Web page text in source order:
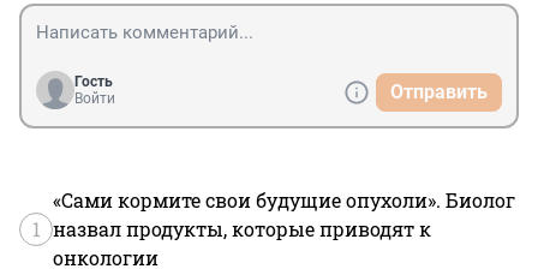
Гость
Войти
Отправить
1
«Сами кормите свои будущие опухоли». Биолог
назвал продукты, которые приводят к
онкологии